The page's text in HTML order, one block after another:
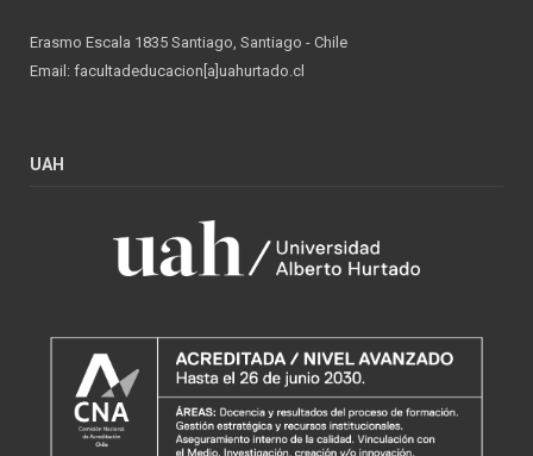
Erasmo Escala 1835 Santiago, Santiago - Chile
Email: facultadeducacion[a]uahurtado.cl
UAH